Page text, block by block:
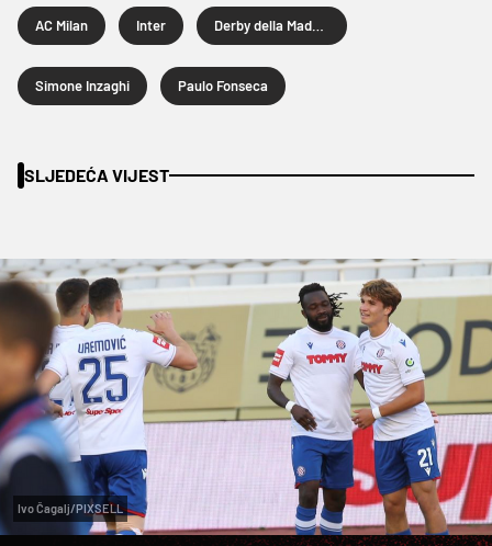
AC Milan Inter
Simone Inzaghi Paulo Fonseca
SLJEDEĆA VIJEST
Ivo Čagalj/PIXSELL